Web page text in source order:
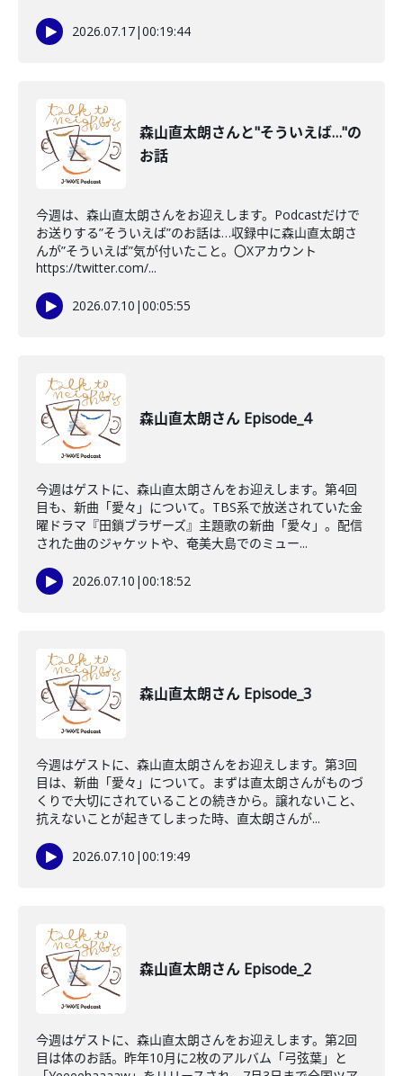
2026.07.17|00:19:44
森山直太朗さんと"そういえば…"の
お話
今週は、森山直太朗さんをお迎えします。Podcastだけで
お送りする”そういえば”のお話は…収録中に森山直太朗さ
んが”そういえば”気が付いたこと。〇Xアカウント
https://twitter.com/...
2026.07.10 |00:05:55
森山直太朗さん Episode_4
今週はゲストに、森山直太朗さんをお迎えします。第4回
目も、新曲「愛々」について。TBS系で放送されていた金
曜ドラマ『田鎖ブラザーズ』主題歌の新曲「愛々」。配信
された曲のジャケットや、奄美大島でのミュー...
2026.07.10 |00:18:52
森山直太朗さん Episode_3
今週はゲストに、森山直太朗さんをお迎えします。第3回
目は、新曲「愛々」について。まずは直太朗さんがものづ
くりで大切にされていることの続きから。譲れないこと、
抗えないことが起きてしまった時、直太朗さんが...
2026.07.10 |00:19:49
森山直太朗さん Episode_2
今週はゲストに、森山直太朗さんをお迎えします。第2回
目は体のお話。昨年10月に2枚のアルバム「弓弦葉」と